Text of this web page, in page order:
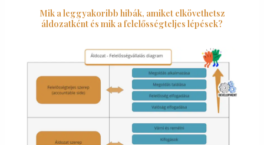
Mik a leggyakoribb hibák, amiket elkövethetsz
áldozatként és mik a felelősségteljes lépések?